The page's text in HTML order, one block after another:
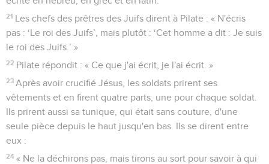
21 Les chefs des prêtres des Juifs dirent à Pilate : « N'écris
pas : ‘Le roi des Juifs’, mais plutôt : ‘Cet homme a dit : Je suis
le roi des Juifs.’ »
22 Pilate répondit : « Ce que j'ai écrit, je l'ai écrit. »
23 Après avoir crucifié Jésus, les soldats prirent ses
vêtements et en firent quatre parts, une pour chaque soldat.
Ils prirent aussi sa tunique, qui était sans couture, d'une
seule pièce depuis le haut jusqu'en bas. Ils se dirent entre
eux :
24 « Ne la déchirons pas, mais tirons au sort pour savoir à qui